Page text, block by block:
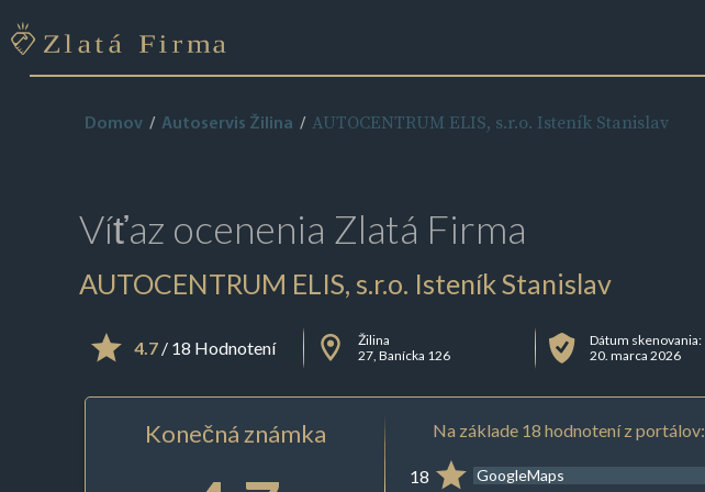
Domov Autoservis Žilina AUTOCENTRUM ELIS, s.r.o. Isteník Stanislav
Víťaz ocenenia Zlatá Firma
AUTOCENTRUM ELIS, s.r.o. Isteník Stanislav
4.7/ 18 Hodnotení
Žilina
27, Banícka 126
Dátum skenovania:
20. marca 2026
Konečná známka Na základe 18 hodnotení z portálov:
18 GoogleMaps